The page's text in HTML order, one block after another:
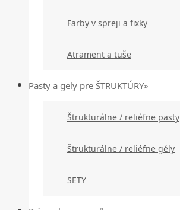
Farby v spreji a fixky
Atrament a tuše
Pasty a gely pre ŠTRUKTÚRY»
Štrukturálne / reliéfne pasty
Štrukturálne / reliéfne gély
SETY